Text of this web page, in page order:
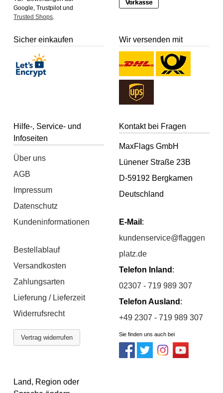
Google, Trustpilot und
Trusted Shops
Sicher einkaufen Wir versenden mit
Hilfe-, Service- und
Infoseiten
Über uns
AGB
Impressum
Datenschutz
Kundeninformationen
Bestellablauf
Versandkosten
Zahlungsarten
Lieferung / Lieferzeit
Widerrufsrecht
Vertrag widerrufen
Kontakt bei Fragen
MaxFlags GmbH
Lünener Straße 23B
D-59192 Bergkamen
Deutschland
E-Mail :
kundenservice@flaggen
platz.de
Telefon Inland :
02307 - 719 989 307
Telefon Ausland :
+49 2307 - 719 989 307
Sie finden uns auch bei
Land, Region oder